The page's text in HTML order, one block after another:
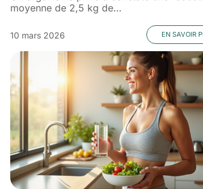
moyenne de 2,5 kg de…
10 mars 2026 EN SAVOIR